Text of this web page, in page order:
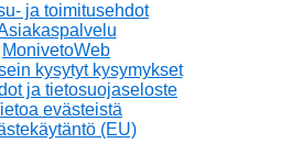
ja toimitusehdot
MonivetoWeb
kysytyt kysymykset
ja tietosuojaseloste
evästeistä
(EU)